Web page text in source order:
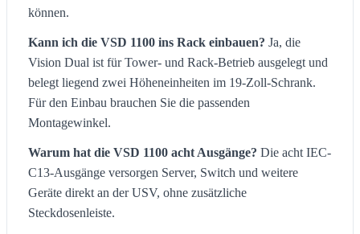
können.
Kann ich die VSD 1100 ins Rack einbauen? Ja, die
Vision Dual ist für Tower- und Rack-Betrieb ausgelegt und
belegt liegend zwei Höheneinheiten im 19-Zoll-Schrank.
Für den Einbau brauchen Sie die passenden
Montagewinkel.
Warum hat die VSD 1100 acht Ausgänge? Die acht IEC-
C13-Ausgänge versorgen Server, Switch und weitere
Geräte direkt an der USV, ohne zusätzliche
Steckdosenleiste.